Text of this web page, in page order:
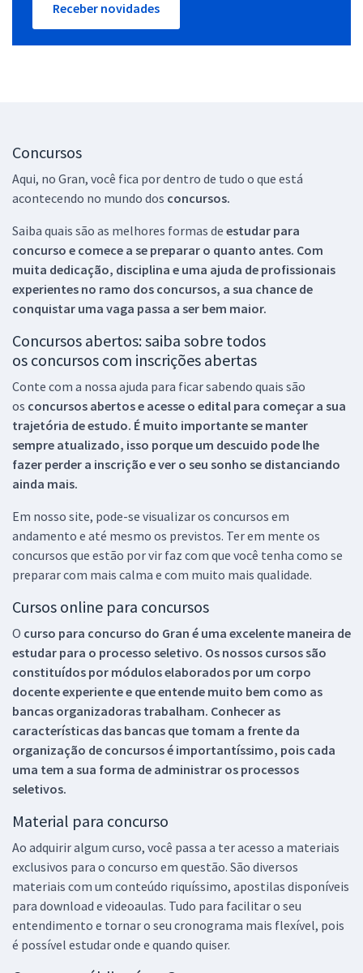
Receber novidades
Concursos
Aqui, no Gran, você fica por dentro de tudo o que está
acontecendo no mundo dos concursos.
Saiba quais são as melhores formas de estudar para
concurso e comece a se preparar o quanto antes. Com
muita dedicação, disciplina e uma ajuda de profissionais
experientes no ramo dos concursos, a sua chance de
conquistar uma vaga passa a ser bem maior.
Concursos abertos: saiba sobre todos
os concursos com inscrições abertas
Conte com a nossa ajuda para ficar sabendo quais são
os concursos abertos e acesse o edital para começar a sua
trajetória de estudo. É muito importante se manter
sempre atualizado, isso porque um descuido pode lhe
fazer perder a inscrição e ver o seu sonho se distanciando
ainda mais.
Em nosso site, pode-se visualizar os concursos em
andamento e até mesmo os previstos. Ter em mente os
concursos que estão por vir faz com que você tenha como se
preparar com mais calma e com muito mais qualidade.
Cursos online para concursos
O curso para concurso do Gran é uma excelente maneira de
estudar para o processo seletivo. Os nossos cursos são
constituídos por módulos elaborados por um corpo
docente experiente e que entende muito bem como as
bancas organizadoras trabalham. Conhecer as
características das bancas que tomam a frente da
organização de concursos é importantíssimo, pois cada
uma tem a sua forma de administrar os processos
seletivos.
Material para concurso
Ao adquirir algum curso, você passa a ter acesso a materiais
exclusivos para o concurso em questão. São diversos
materiais com um conteúdo riquíssimo, apostilas disponíveis
para download e videoaulas. Tudo para facilitar o seu
entendimento e tornar o seu cronograma mais flexível, pois
é possível estudar onde e quando quiser.